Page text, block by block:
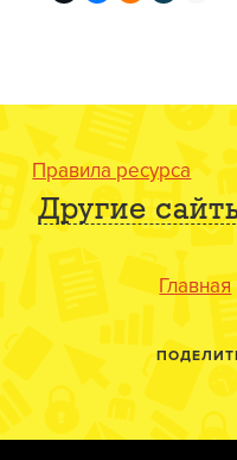
Правила ресурса
Другие
Главная